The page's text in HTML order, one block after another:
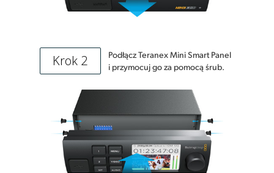
Krok 2
Podłącz Teranex Mini Smart Panel
i przymocuj go za pomocą śrub.